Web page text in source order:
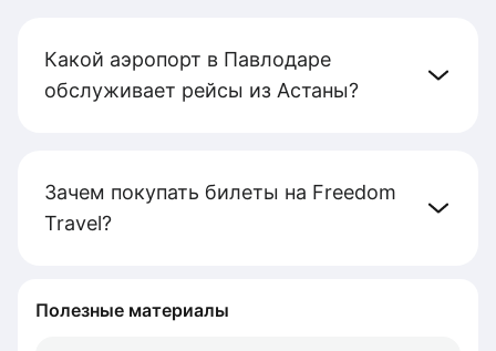
Какой аэропорт в Павлодаре
обслуживает рейсы из Астаны?
Зачем покупать билеты на Freedom
Travel?
Полезные материалы